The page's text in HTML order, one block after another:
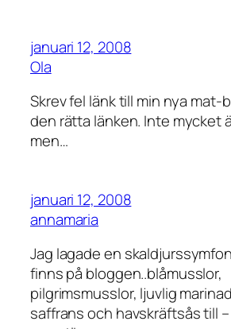
januari 12, 2008
Ola
Skrev fel länk till min nya mat-
den rätta länken. Inte mycket
men…
januari 12, 2008
annamaria
Jag lagade en
finns på bloggen..blåmusslor,
pilgrimsmusslor, ljuvlig
saffrans och havskräftsås till